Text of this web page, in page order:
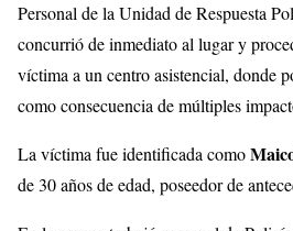
Personal de la Unidad de Respuesta
concurrió de inmediato al lugar y
víctima a un centro asistencial, donde
como consecuencia de múltiples
La víctima fue identificada como
de 30 años de edad, poseedor de